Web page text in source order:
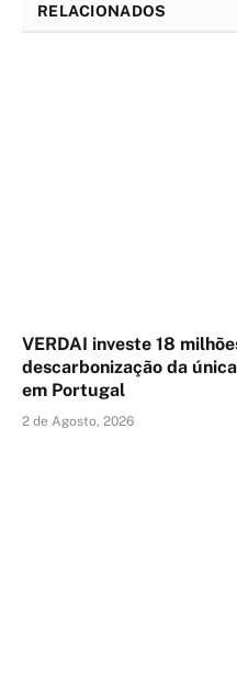
RELACIONADOS
VERDAI investe 18
descarbonização da
em Portugal
2 de Agosto, 2026